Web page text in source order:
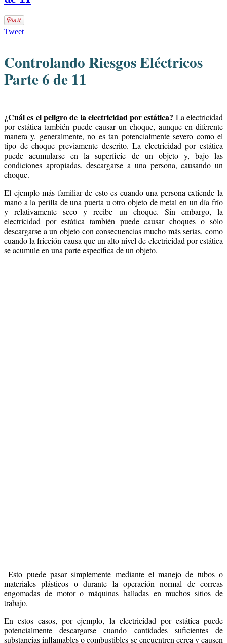
Tweet
Controlando Riesgos Eléctricos
Parte 6 de 11
¿Cuál es el peligro de la electricidad por estática? La electricidad
por estática también puede causar un choque, aunque en diferente
manera y, generalmente, no es tan potencialmente severo como el
tipo de choque previamente descrito. La electricidad por estática
puede acumularse en la superficie de un objeto y, bajo las
condiciones apropiadas, descargarse a una persona, causando un
choque.
El ejemplo más familiar de esto es cuando una persona extiende la
mano a la perilla de una puerta u otro objeto de metal en un día frío
y relativamente seco y recibe un choque. Sin embargo, la
electricidad por estática también puede causar choques o sólo
descargarse a un objeto con consecuencias mucho más serias, como
cuando la fricción causa que un alto nivel de electricidad por estática
se acumule en una parte específica de un objeto.
Esto puede pasar simplemente mediante el manejo de tubos o
materiales plásticos o durante la operación normal de correas
engomadas de motor o máquinas halladas en muchos sitios de
trabajo.
En estos casos, por ejemplo, la electricidad por estática puede
potencialmente descargarse cuando cantidades suficientes de
substancias inflamables o combustibles se encuentren cerca y causen